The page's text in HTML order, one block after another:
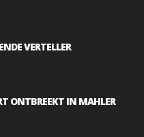
VERTELLER
ONTBREEKT IN MAHLER